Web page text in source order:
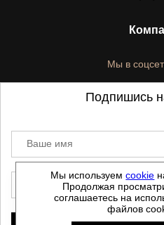
Мы в
©2021-2026 -
Данный сайт не
не является
Политика обработки
Мы используемcookie
Продолжая
соглашаетесь на
файлов
Подпишись
Ваше имя